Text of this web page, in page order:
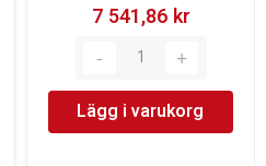
7 541,86 kr‎
Lägg i varukorg